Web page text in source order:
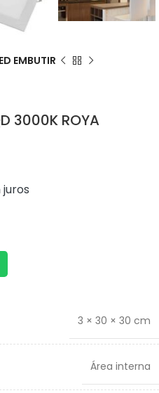
EMBUTIR
3000K ROYA
3 × 30 × 30 cm
Área interna